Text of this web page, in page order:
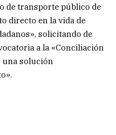
de transporte público de
directo en la vida de
solicitando de
a la «Conciliación
una solución